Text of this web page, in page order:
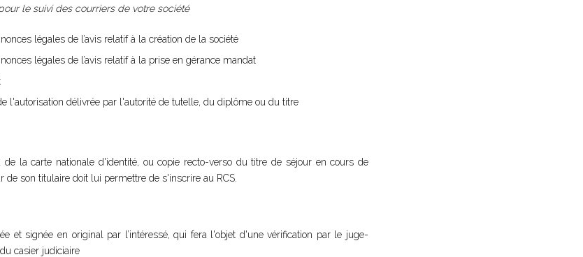
le suivi des courriers de votre société
légales de l’avis relatif à la création de la société
légales de l’avis relatif à la prise en gérance mandat
l'autorisation délivrée par l'autorité de tutelle, du diplôme ou du titre
la carte nationale d'identité, ou copie recto-verso du titre de séjour en cours de
son titulaire doit lui permettre de s'inscrire au RCS.
et signée en original par l’intéressé, qui fera l'objet d'une vérification par le juge-
casier judiciaire